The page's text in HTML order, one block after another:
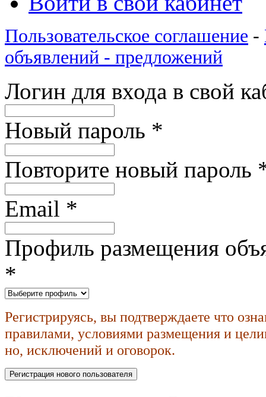
Пользовательское соглашение -
объявлений - предложений
Логин для входа в свой
Новый пароль *
Повторите новый пароль
Email *
Профиль размещения
*
Регистрируясь, вы подтверждаете что
правилами, условиями размещения и
но, исключений и оговорок.